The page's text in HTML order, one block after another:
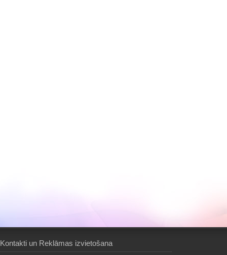
Kontakti un Reklāmas izvietošana